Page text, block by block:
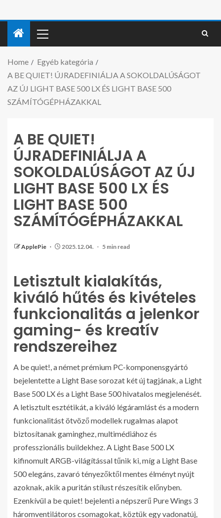
Home
Egyéb kategória
A BE QUIET! ÚJRADEFINIÁLJA A SOKOLDALÚSÁGOT
AZ ÚJ LIGHT BASE 500 LX ÉS LIGHT BASE 500
SZÁMÍTÓGÉPHÁZAKKAL
A BE QUIET!
ÚJRADEFINIÁLJA A
SOKOLDALÚSÁGOT AZ ÚJ
LIGHT BASE 500 LX ÉS
LIGHT BASE 500
SZÁMÍTÓGÉPHÁZAKKAL
ApplePie 2025.12.04. 5 min read
Letisztult kialakítás,
kiváló hűtés és kivételes
funkcionalitás a jelenkor
gaming- és kreatív
rendszereihez
A be quiet!, a német prémium PC-komponensgyártó
bejelentette a Light Base sorozat két új tagjának, a Light
Base 500 LX és a Light Base 500 hivatalos megjelenését.
A letisztult esztétikát, a kiváló légáramlást és a modern
funkcionalitást ötvöző modellek rugalmas alapot
biztosítanak gaminghez, multimédiához és
professzionális buildekhez. A Light Base 500 LX
kifinomult ARGB-világítással tűnik ki, míg a Light Base
500 elegáns, zavaró tényezőktől mentes élményt nyújt
azoknak, akik a puritán stílust részesítik előnyben.
Ezenkívül a be quiet! bejelenti a népszerű Pure Wings 3
háromventilátoros csomagokat, köztük egy vadonatúj,